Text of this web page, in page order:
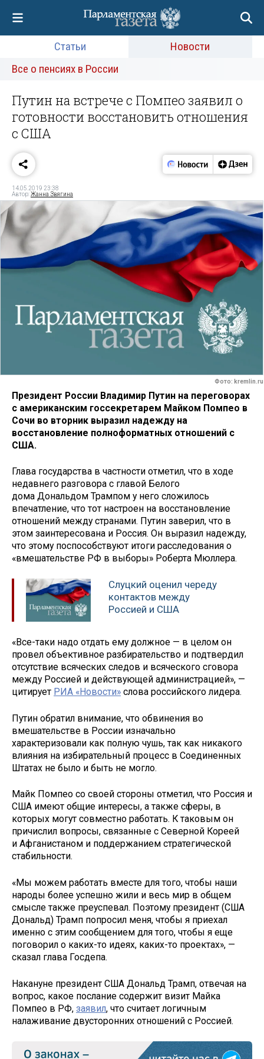
Статьи
Новости
Все о пенсиях в России
Путин на встрече с Помпео заявил о
готовности восстановить отношения
с США
14.05.2019 23:38
Автор:Жанна Звягина
Фото: kremlin.ru
Президент России Владимир Путин на переговорах
с американским госсекретарем Майком Помпео в
Сочи во вторник выразил надежду на
восстановление полноформатных отношений с
США.
Глава государства в частности отметил, что в ходе
недавнего разговора с главой Белого
дома Дональдом Трампом у него сложилось
впечатление, что тот настроен на восстановление
отношений между странами. Путин заверил, что в
этом заинтересована и Россия. Он выразил надежду,
что этому поспособствуют итоги расследования о
«вмешательстве РФ в выборы» Роберта Мюллера.
Слуцкий оценил череду
контактов между
Россией и США
«Все-таки надо отдать ему должное — в целом он
провел объективное разбирательство и подтвердил
отсутствие всяческих следов и всяческого сговора
между Россией и действующей администрацией», —
цитирует РИА «Новости» слова российского лидера.
Путин обратил внимание, что обвинения во
вмешательстве в России изначально
характеризовали как полную чушь, так как никакого
влияния на избирательный процесс в Соединенных
Штатах не было и быть не могло.
Майк Помпео со своей стороны отметил, что Россия и
США имеют общие интересы, а также сферы, в
которых могут совместно работать. К таковым он
причислил вопросы, связанные с Северной Кореей
и Афганистаном и поддержанием стратегической
стабильности.
«Мы можем работать вместе для того, чтобы наши
народы более успешно жили и весь мир в общем
смысле также преуспевал. Поэтому президент (США
Дональд) Трамп попросил меня, чтобы я приехал
именно с этим сообщением для того, чтобы я еще
поговорил о каких-то идеях, каких-то проектах», —
сказал глава Госдепа.
Накануне президент США Дональд Трамп, отвечая на
вопрос, какое послание содержит визит Майка
Помпео в РФ, заявил, что считает логичным
налаживание двусторонних отношений с Россией.